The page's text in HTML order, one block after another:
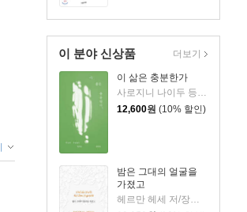
이 분야 신상품
이 삶은 충분한가
사로지니 나이두 등저/최인 등역
12,600원 (10% 할인)
밤은 그대의 얼굴을
가졌고
헤르만 헤세 저/장혜경 역
더보기